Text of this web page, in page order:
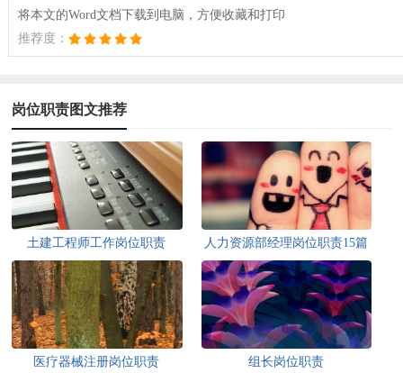
将本文的Word文档下载到电脑，方便收藏和打印
推荐度：
岗位职责图文推荐
土建工程师工作岗位职责 人力资源部经理岗位职责15篇
医疗器械注册岗位职责 组长岗位职责